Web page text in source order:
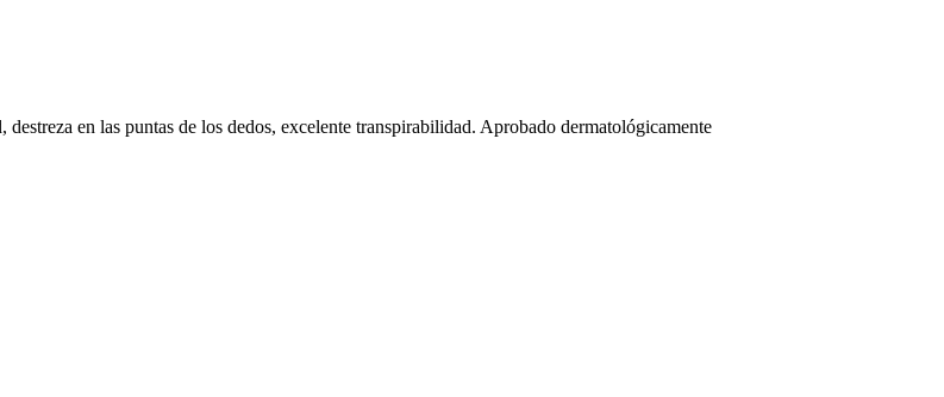
en las puntas de los dedos, excelente transpirabilidad. Aprobado dermatológicamente